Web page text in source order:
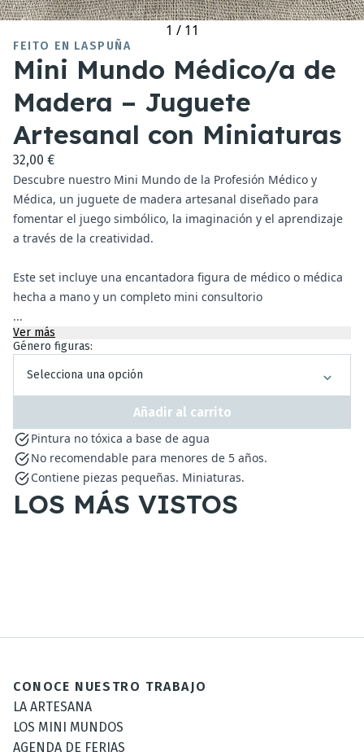
1 / 11
FEITO EN LASPUÑA
Mini Mundo Médico/a de
Madera – Juguete
Artesanal con Miniaturas
32,00 €
Descubre nuestro Mini Mundo de la Profesión Médico y
Médica, un juguete de madera artesanal diseñado para
fomentar el juego simbólico, la imaginación y el aprendizaje
a través de la creatividad.
Este set incluye una encantadora figura de médico o médica
hecha a mano y un completo mini consultorio
...
Ver más
Género figuras:
Selecciona una opción
Añadir al carrito
Pintura no tóxica a base de agua
No recomendable para menores de 5 años.
Contiene piezas pequeñas. Miniaturas.
LOS MÁS VISTOS
CONOCE NUESTRO TRABAJO
LA ARTESANA
LOS MINI MUNDOS
AGENDA DE FERIAS